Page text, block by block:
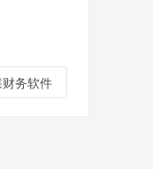
务软件